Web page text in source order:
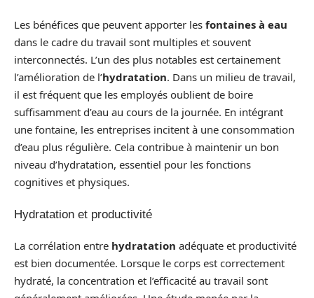
Les bénéfices que peuvent apporter les fontaines à eau
dans le cadre du travail sont multiples et souvent
interconnectés. L’un des plus notables est certainement
l’amélioration de l’hydratation. Dans un milieu de travail,
il est fréquent que les employés oublient de boire
suffisamment d’eau au cours de la journée. En intégrant
une fontaine, les entreprises incitent à une consommation
d’eau plus régulière. Cela contribue à maintenir un bon
niveau d’hydratation, essentiel pour les fonctions
cognitives et physiques.
Hydratation et productivité
La corrélation entre hydratation adéquate et productivité
est bien documentée. Lorsque le corps est correctement
hydraté, la concentration et l’efficacité au travail sont